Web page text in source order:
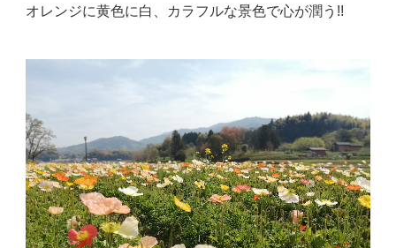
オレンジに黄色に白、カラフルな景色で心が潤う!!